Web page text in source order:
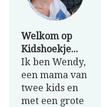
Welkom op
Kidshoekje...
Ik ben Wendy,
een mama van
twee kids en
met een grote